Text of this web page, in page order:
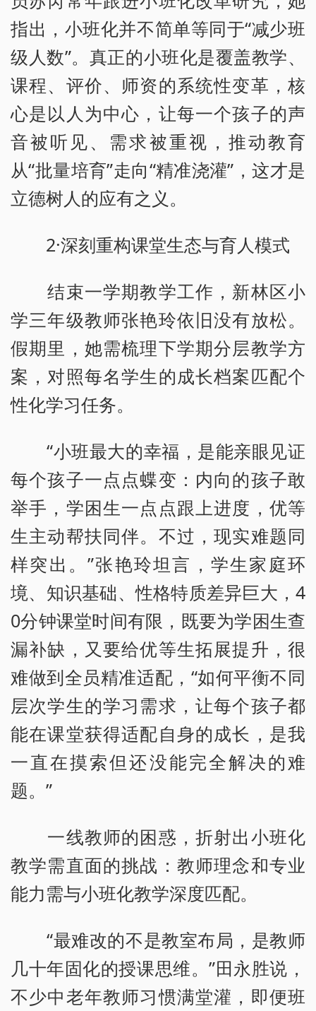
指出，小班化并不简单等同于“减少班
级人数”。真正的小班化是覆盖教学、
课程、评价、师资的系统性变革，核
心是以人为中心，让每一个孩子的声
音被听见、需求被重视，推动教育
从“批量培育”走向“精准浇灌”，这才是
立德树人的应有之义。
2·深刻重构课堂生态与育人模式
结束一学期教学工作，新林区小
学三年级教师张艳玲依旧没有放松。
假期里，她需梳理下学期分层教学方
案，对照每名学生的成长档案匹配个
性化学习任务。
“小班最大的幸福，是能亲眼见证
每个孩子一点点蝶变：内向的孩子敢
举手，学困生一点点跟上进度，优等
生主动帮扶同伴。不过，现实难题同
样突出。”张艳玲坦言，学生家庭环
境、知识基础、性格特质差异巨大，4
0分钟课堂时间有限，既要为学困生查
漏补缺，又要给优等生拓展提升，很
难做到全员精准适配，“如何平衡不同
层次学生的学习需求，让每个孩子都
能在课堂获得适配自身的成长，是我
一直在摸索但还没能完全解决的难
题。”
一线教师的困惑，折射出小班化
教学需直面的挑战：教师理念和专业
能力需与小班化教学深度匹配。
“最难改的不是教室布局，是教师
几十年固化的授课思维。”田永胜说，
不少中老年教师习惯满堂灌，即便班